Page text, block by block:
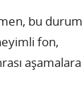
bu durum
fon,
aşamalara